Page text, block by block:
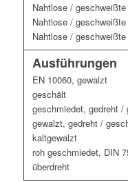
Nahtlose /
Nahtlose / geschweißte
Nahtlose /
Ausführungen
EN 10060, gewalzt
geschält
geschmiedet, gedreht /
gewalzt, gedreht /
kaltgewalzt
roh geschmiedet, DIN
überdreht